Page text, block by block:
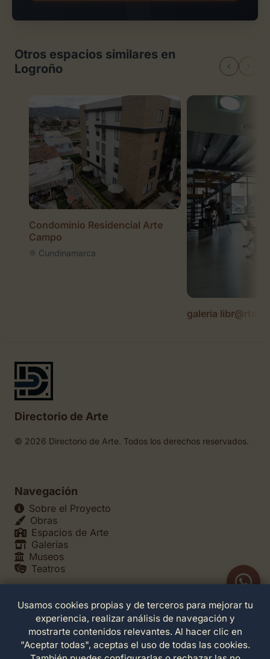
Otros espacios similares en
Logroño
Condominio Residencial Arte
Campo
Cundinamarca
galeria libr@rte
Directorio de Arte
© 2026 Directorio de Arte. Todos los derechos reservados.
Navegación
Sobre el Proyecto
Obras
Espacios de Arte
Galerías
Museos
Teatros
Legales
Política de Privacidad
Política de Cookies
Configuración de Cookies
Usamos cookies propias y de terceros para mejorar tu
experiencia, realizar análisis de navegación y
mostrarte contenidos relevantes. Al hacer clic en
"Aceptar todas", aceptas el uso de todas las cookies.